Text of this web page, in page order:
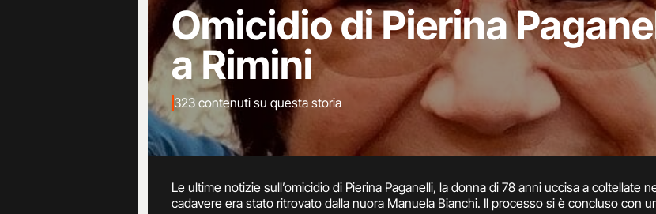
Omicidio di Pierina
a Rimini
323 contenuti su questa storia
Le ultime notizie sull’omicidio di Pierina Paganelli, la donna di 78 anni uccisa a coltellate
cadavere era stato ritrovato dalla nuora Manuela Bianchi. Il processo si è concluso con